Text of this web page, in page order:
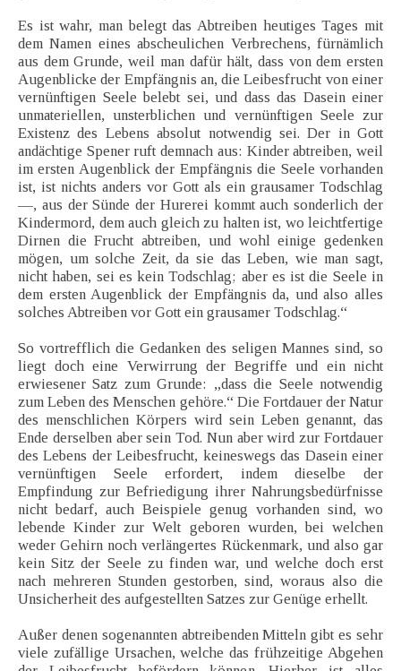
Es ist wahr, man belegt das Abtreiben heutiges Tages mit
dem Namen eines abscheulichen Verbrechens, fürnämlich
aus dem Grunde, weil man dafür hält, dass von dem ersten
Augenblicke der Empfängnis an, die Leibesfrucht von einer
vernünftigen Seele belebt sei, und dass das Dasein einer
unmateriellen, unsterblichen und vernünftigen Seele zur
Existenz des Lebens absolut notwendig sei. Der in Gott
andächtige Spener ruft demnach aus: Kinder abtreiben, weil
im ersten Augenblick der Empfängnis die Seele vorhanden
ist, ist nichts anders vor Gott als ein grausamer Todschlag
—, aus der Sünde der Hurerei kommt auch sonderlich der
Kindermord, dem auch gleich zu halten ist, wo leichtfertige
Dirnen die Frucht abtreiben, und wohl einige gedenken
mögen, um solche Zeit, da sie das Leben, wie man sagt,
nicht haben, sei es kein Todschlag; aber es ist die Seele in
dem ersten Augenblick der Empfängnis da, und also alles
solches Abtreiben vor Gott ein grausamer Todschlag.“
So vortrefflich die Gedanken des seligen Mannes sind, so
liegt doch eine Verwirrung der Begriffe und ein nicht
erwiesener Satz zum Grunde: „dass die Seele notwendig
zum Leben des Menschen gehöre.“ Die Fortdauer der Natur
des menschlichen Körpers wird sein Leben genannt, das
Ende derselben aber sein Tod. Nun aber wird zur Fortdauer
des Lebens der Leibesfrucht, keineswegs das Dasein einer
vernünftigen Seele erfordert, indem dieselbe der
Empfindung zur Befriedigung ihrer Nahrungsbedürfnisse
nicht bedarf, auch Beispiele genug vorhanden sind, wo
lebende Kinder zur Welt geboren wurden, bei welchen
weder Gehirn noch verlängertes Rückenmark, und also gar
kein Sitz der Seele zu finden war, und welche doch erst
nach mehreren Stunden gestorben, sind, woraus also die
Unsicherheit des aufgestellten Satzes zur Genüge erhellt.
Außer denen sogenannten abtreibenden Mitteln gibt es sehr
viele zufällige Ursachen, welche das frühzeitige Abgehen